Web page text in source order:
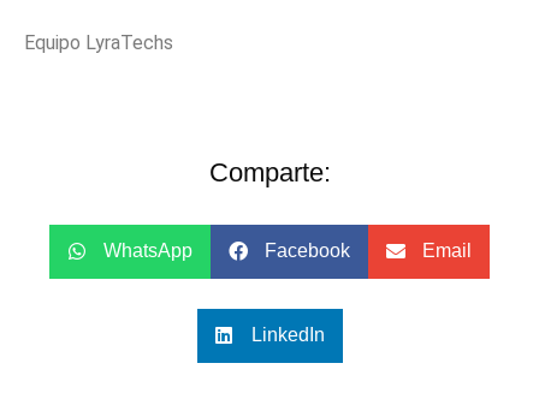
Equipo LyraTechs
Comparte:
WhatsApp Facebook Email
LinkedIn